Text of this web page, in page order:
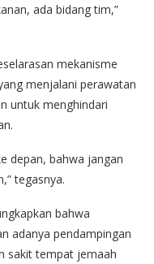
ada bidang tim,”
mekanisme
menjalani perawatan
untuk menghindari
depan, bahwa jangan
tegasnya.
bahwa
adanya pendampingan
sakit tempat jemaah